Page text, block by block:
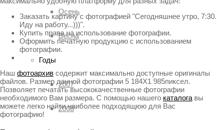
Осень
Весна
Годы
2007
2008
Заказать картину с фотографией "Сегодняшнее утро, 7:30.
Иду на работу...)))".
Купить права на использование фотографии.
Оформить печатную продукцию с использованием
фотографии.
Наш фотоархив содержит максимально доступные оригиналы
файлов. Размер данной фотографии 5 184X1 985пиксел.
Позволяет печатать высококачественные фотографии
необходимого Вам размера. С помощью нашего каталога вы
можете легко найти наиболее подходящюю для Вас
фотографию!